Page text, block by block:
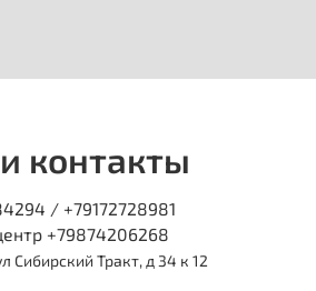
контакты
/ +79172728981
+79874206268
Сибирский Тракт, д 34 к 12